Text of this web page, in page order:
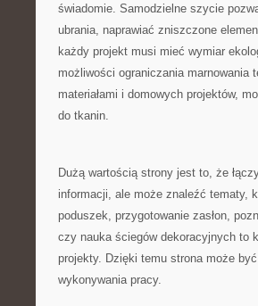
świadomie. Samodzielne szycie
ubrania, naprawiać zniszczone
każdy projekt musi mieć wymiar
możliwości ograniczania
materiałami i domowych projektów,
do tkanin.
Dużą wartością strony jest to, że
informacji, ale może znaleźć tematy,
poduszek, przygotowanie zasłon,
czy nauka ściegów dekoracyjnych to
projekty. Dzięki temu strona może
wykonywania pracy.